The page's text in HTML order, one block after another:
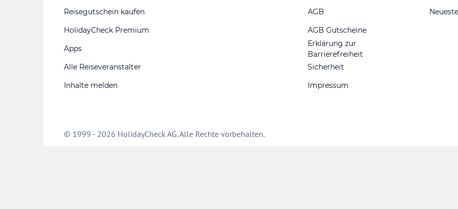
Reisegutschein kaufen
HolidayCheck Premium
Apps
Alle Reiseveranstalter
Inhalte melden
AGB
AGB Gutscheine
Erklärung zur
Barrierefreiheit
Sicherheit
Impressum
© 1999 - 2026 HolidayCheck AG. Alle Rechte vorbehalten.